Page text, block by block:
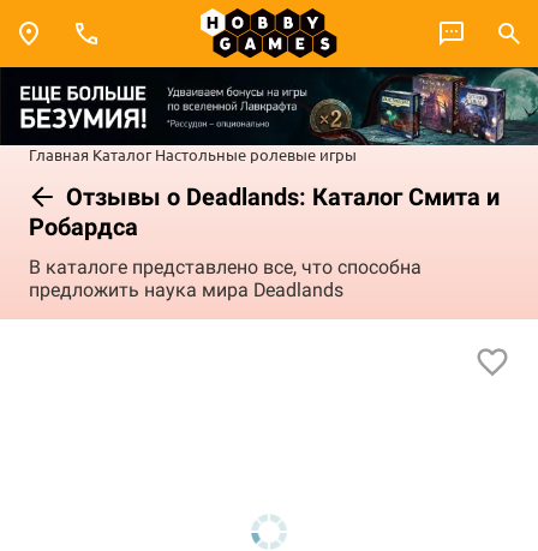
Главная Каталог Настольные ролевые игры
Отзывы о Deadlands: Каталог Смита и
Робардса
В каталоге представлено все, что способна
предложить наука мира Deadlands